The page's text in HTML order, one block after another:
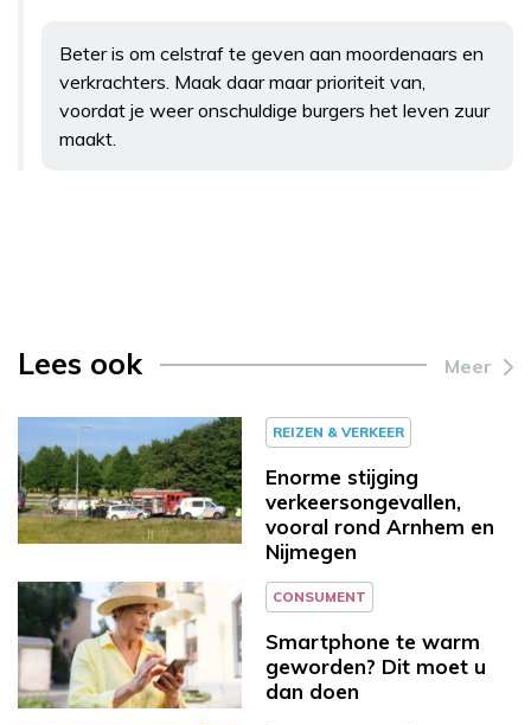
Beter is om celstraf te geven aan moordenaars en
verkrachters. Maak daar maar prioriteit van,
voordat je weer onschuldige burgers het leven zuur
maakt.
Lees ook Meer
REIZEN & VERKEER
Enorme stijging
verkeersongevallen,
vooral rond Arnhem en
Nijmegen
CONSUMENT
Smartphone te warm
geworden? Dit moet u
dan doen